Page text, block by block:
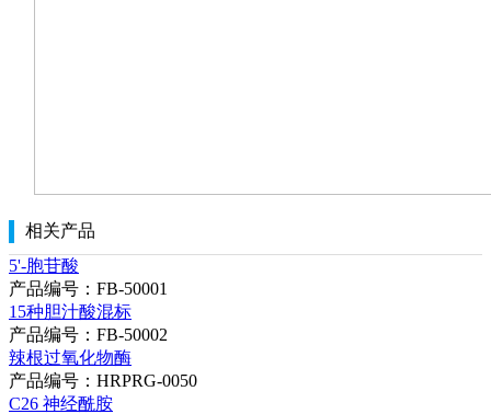
相关产品
5'-胞苷酸
产品编号：FB-50001
15种胆汁酸混标
产品编号：FB-50002
辣根过氧化物酶
产品编号：HRPRG-0050
C26 神经酰胺